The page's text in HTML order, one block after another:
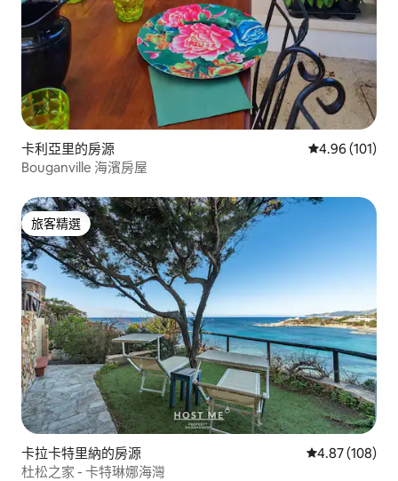
卡利亞里的房源 從 101 則評價
4.96 (101)
Bouganville 海濱房屋
旅客精選
旅客精選
卡拉卡特里納的房源 從 108 則評價
4.87 (108)
杜松之家 - 卡特琳娜海灣